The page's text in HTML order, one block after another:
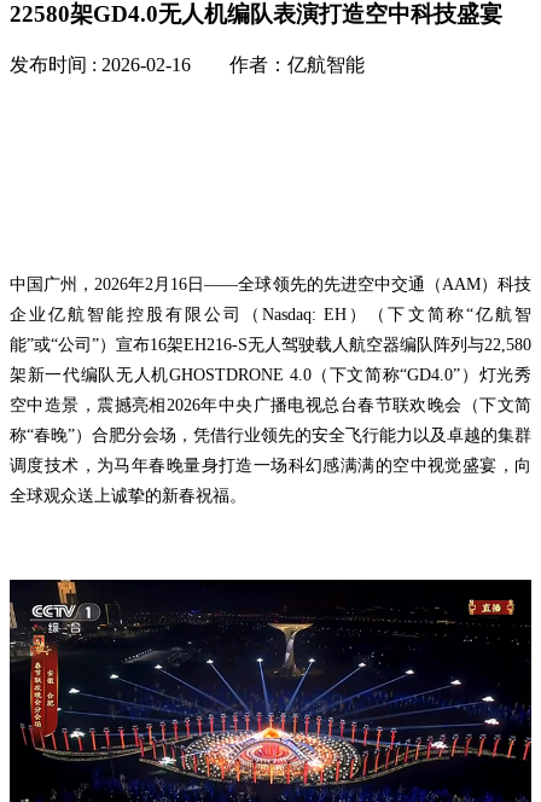
22580架GD4.0无人机编队表演打造空中科技盛宴
发布时间 : 2026-02-16 作者：亿航智能
中国广州，2026年2月16日——全球领先的先进空中交通（AAM）科技
企业亿航智能控股有限公司（Nasdaq: EH）（下文简称“亿航智
能”或“公司”）宣布16架EH216-S无人驾驶载人航空器编队阵列与22,580
架新一代编队无人机GHOSTDRONE 4.0（下文简称“GD4.0”）灯光秀
空中造景，震撼亮相2026年中央广播电视总台春节联欢晚会（下文简
称“春晚”）合肥分会场，凭借行业领先的安全飞行能力以及卓越的集群
调度技术，为马年春晚量身打造一场科幻感满满的空中视觉盛宴，向
全球观众送上诚挚的新春祝福。